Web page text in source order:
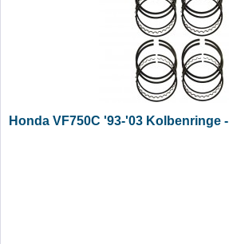
Honda VF750C '93-'03 Kolbenringe